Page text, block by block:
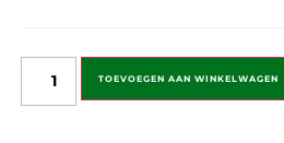
TOEVOEGEN AAN WINKELWAGEN